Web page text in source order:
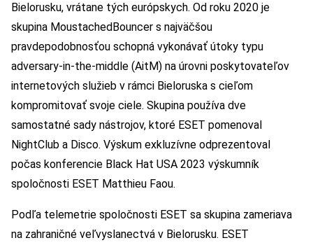
Bielorusku, vrátane tých európskych. Od roku 2020 je
skupina MoustachedBouncer s najväčšou
pravdepodobnosťou schopná vykonávať útoky typu
adversary-in-the-middle (AitM) na úrovni poskytovateľov
internetových služieb v rámci Bieloruska s cieľom
kompromitovať svoje ciele. Skupina používa dve
samostatné sady nástrojov, ktoré ESET pomenoval
NightClub a Disco. Výskum exkluzívne odprezentoval
počas konferencie Black Hat USA 2023 výskumník
spoločnosti ESET Matthieu Faou.
Podľa telemetrie spoločnosti ESET sa skupina zameriava
na zahraničné veľvyslanectvá v Bielorusku. ESET